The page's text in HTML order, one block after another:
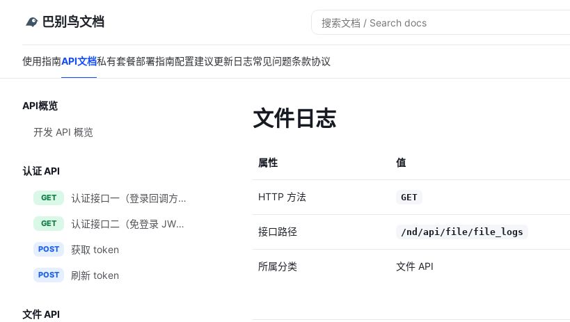
巴别鸟文档
搜
索
使用指南API文档私有套餐部署指南配置建议更新日志常见问题条款协议
API概览
开发 API 概览
认证 API
GET 认证接口一（登录回调方式）
GET 认证接口二（免登录 JWT token 方式）
POST 获取 token
POST 刷新 token
文件 API
文件日志
属性 值
HTTP 方法 GET
接口路径 /nd/api/file/file_logs
所属分类 文件 API